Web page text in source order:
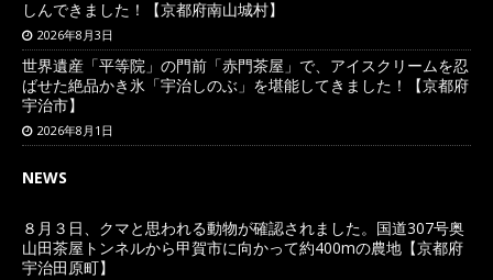
しんできました！【京都府南山城村】
2026年8月3日
世界遺産「平等院」の門前「赤門茶屋」で、アイスクリームを忍
ばせた絶品かき氷「宇治しのぶ」を堪能してきました！【京都府
宇治市】
2026年8月1日
NEWS
８月３日、クマと思われる動物が確認されました。国道307号奥
山田茶屋トンネルから甲賀市に向かって約400mの農地【京都府
宇治田原町】